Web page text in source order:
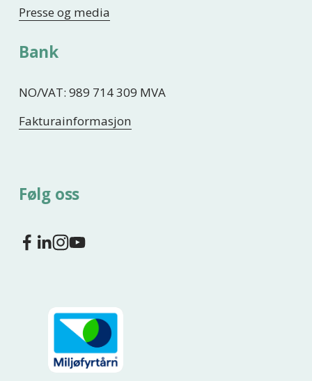
Presse og media
Bank
NO/VAT: 989 714 309 MVA
Fakturainformasjon
Følg oss